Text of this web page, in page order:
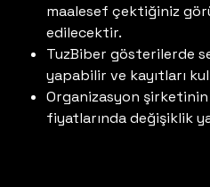
maalesef çektiğiniz
edilecektir.
TuzBiber gösterilerde
yapabilir ve kayıtları
Organizasyon
fiyatlarında değişiklik